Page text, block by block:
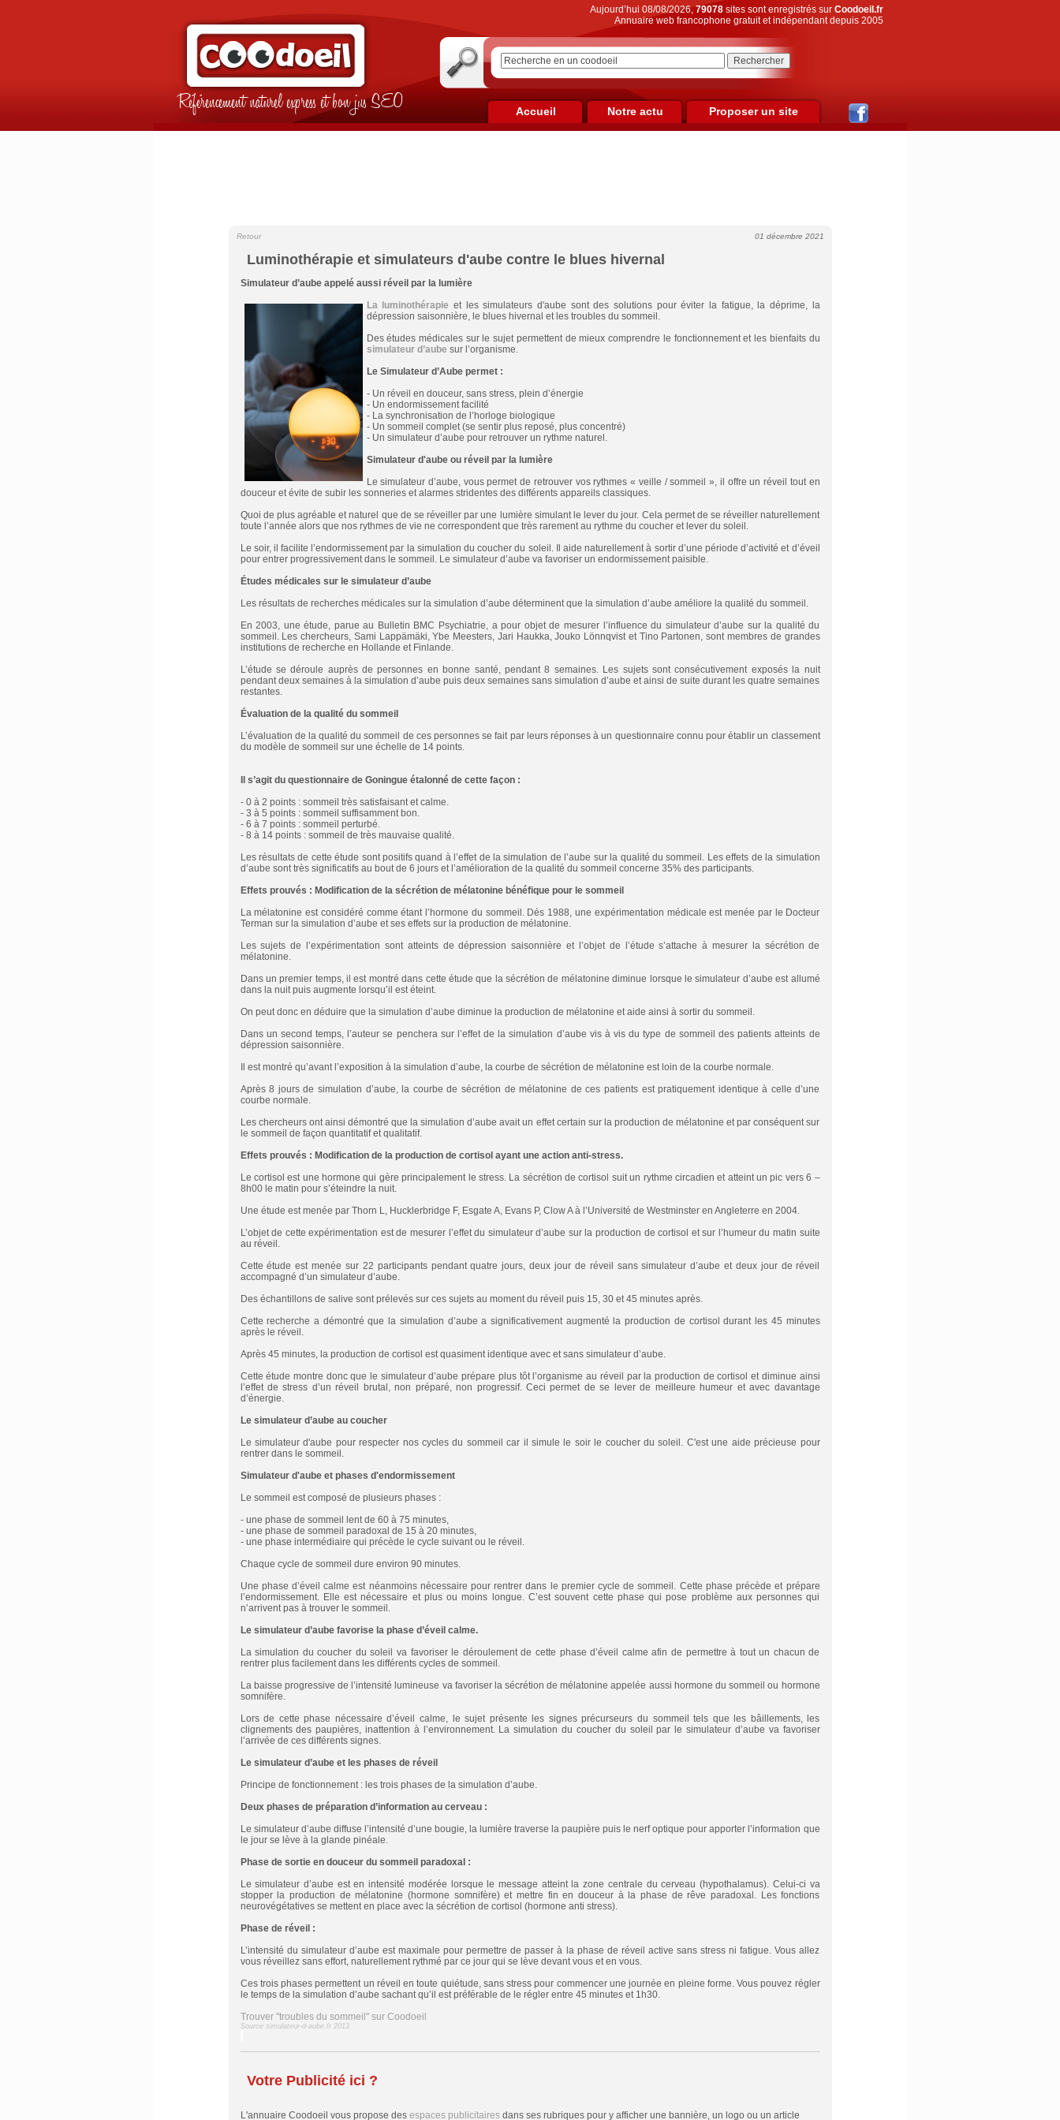
Référencement naturel express et bon jus SEO
Aujourd’hui 08/08/2026,79078sites sont enregistrés sur Coodoeil.fr
Annuaire web francophone gratuit et indépendant depuis 2005
Accueil Notre actu Proposer un site
Luminothérapie et simulateurs d'aube contre le blues hivernal
Retour 01 décembre 2021
Simulateur d’aube appelé aussi réveil par la lumière
La luminothérapie et les simulateurs d'aube sont des solutions pour éviter la fatigue, la déprime, la
dépression saisonnière, le blues hivernal et les troubles du sommeil.
Des études médicales sur le sujet permettent de mieux comprendre le fonctionnement et les bienfaits du
simulateur d’aube sur l’organisme.
Le Simulateur d’Aube permet :
- Un réveil en douceur, sans stress, plein d’énergie
- Un endormissement facilité
- La synchronisation de l’horloge biologique
- Un sommeil complet (se sentir plus reposé, plus concentré)
- Un simulateur d’aube pour retrouver un rythme naturel.
Simulateur d'aube ou réveil par la lumière
Le simulateur d’aube, vous permet de retrouver vos rythmes « veille / sommeil », il offre un réveil tout en
douceur et évite de subir les sonneries et alarmes stridentes des différents appareils classiques.
Quoi de plus agréable et naturel que de se réveiller par une lumière simulant le lever du jour. Cela permet de se réveiller naturellement
toute l’année alors que nos rythmes de vie ne correspondent que très rarement au rythme du coucher et lever du soleil.
Le soir, il facilite l’endormissement par la simulation du coucher du soleil. Il aide naturellement à sortir d’une période d’activité et d’éveil
pour entrer progressivement dans le sommeil. Le simulateur d’aube va favoriser un endormissement paisible.
Études médicales sur le simulateur d’aube
Les résultats de recherches médicales sur la simulation d’aube déterminent que la simulation d’aube améliore la qualité du sommeil.
En 2003, une étude, parue au Bulletin BMC Psychiatrie, a pour objet de mesurer l’influence du simulateur d’aube sur la qualité du
sommeil. Les chercheurs, Sami Lappämäki, Ybe Meesters, Jari Haukka, Jouko Lönnqvist et Tino Partonen, sont membres de grandes
institutions de recherche en Hollande et Finlande.
L’étude se déroule auprès de personnes en bonne santé, pendant 8 semaines. Les sujets sont consécutivement exposés la nuit
pendant deux semaines à la simulation d’aube puis deux semaines sans simulation d’aube et ainsi de suite durant les quatre semaines
restantes.
Évaluation de la qualité du sommeil
L’évaluation de la qualité du sommeil de ces personnes se fait par leurs réponses à un questionnaire connu pour établir un classement
du modèle de sommeil sur une échelle de 14 points.
Il s’agit du questionnaire de Goningue étalonné de cette façon :
- 0 à 2 points : sommeil très satisfaisant et calme.
- 3 à 5 points : sommeil suffisamment bon.
- 6 à 7 points : sommeil perturbé.
- 8 à 14 points : sommeil de très mauvaise qualité.
Les résultats de cette étude sont positifs quand à l’effet de la simulation de l’aube sur la qualité du sommeil. Les effets de la simulation
d’aube sont très significatifs au bout de 6 jours et l’amélioration de la qualité du sommeil concerne 35% des participants.
Effets prouvés : Modification de la sécrétion de mélatonine bénéfique pour le sommeil
La mélatonine est considéré comme étant l’hormone du sommeil. Dés 1988, une expérimentation médicale est menée par le Docteur
Terman sur la simulation d’aube et ses effets sur la production de mélatonine.
Les sujets de l’expérimentation sont atteints de dépression saisonnière et l’objet de l’étude s’attache à mesurer la sécrétion de
mélatonine.
Dans un premier temps, il est montré dans cette étude que la sécrétion de mélatonine diminue lorsque le simulateur d’aube est allumé
dans la nuit puis augmente lorsqu’il est éteint.
On peut donc en déduire que la simulation d’aube diminue la production de mélatonine et aide ainsi à sortir du sommeil.
Dans un second temps, l’auteur se penchera sur l’effet de la simulation d’aube vis à vis du type de sommeil des patients atteints de
dépression saisonnière.
Il est montré qu’avant l’exposition à la simulation d’aube, la courbe de sécrétion de mélatonine est loin de la courbe normale.
Après 8 jours de simulation d’aube, la courbe de sécrétion de mélatonine de ces patients est pratiquement identique à celle d’une
courbe normale.
Les chercheurs ont ainsi démontré que la simulation d’aube avait un effet certain sur la production de mélatonine et par conséquent sur
le sommeil de façon quantitatif et qualitatif.
Effets prouvés : Modification de la production de cortisol ayant une action anti-stress.
Le cortisol est une hormone qui gère principalement le stress. La sécrétion de cortisol suit un rythme circadien et atteint un pic vers 6 –
8h00 le matin pour s’éteindre la nuit.
Une étude est menée par Thorn L, Hucklerbridge F, Esgate A, Evans P, Clow A à l’Université de Westminster en Angleterre en 2004.
L’objet de cette expérimentation est de mesurer l’effet du simulateur d’aube sur la production de cortisol et sur l’humeur du matin suite
au réveil.
Cette étude est menée sur 22 participants pendant quatre jours, deux jour de réveil sans simulateur d’aube et deux jour de réveil
accompagné d’un simulateur d’aube.
Des échantillons de salive sont prélevés sur ces sujets au moment du réveil puis 15, 30 et 45 minutes après.
Cette recherche a démontré que la simulation d’aube a significativement augmenté la production de cortisol durant les 45 minutes
après le réveil.
Après 45 minutes, la production de cortisol est quasiment identique avec et sans simulateur d’aube.
Cette étude montre donc que le simulateur d’aube prépare plus tôt l’organisme au réveil par la production de cortisol et diminue ainsi
l’effet de stress d’un réveil brutal, non préparé, non progressif. Ceci permet de se lever de meilleure humeur et avec davantage
d’énergie.
Le simulateur d’aube au coucher
Le simulateur d'aube pour respecter nos cycles du sommeil car il simule le soir le coucher du soleil. C'est une aide précieuse pour
rentrer dans le sommeil.
Simulateur d'aube et phases d'endormissement
Le sommeil est composé de plusieurs phases :
- une phase de sommeil lent de 60 à 75 minutes,
- une phase de sommeil paradoxal de 15 à 20 minutes,
- une phase intermédiaire qui précède le cycle suivant ou le réveil.
Chaque cycle de sommeil dure environ 90 minutes.
Une phase d’éveil calme est néanmoins nécessaire pour rentrer dans le premier cycle de sommeil. Cette phase précède et prépare
l’endormissement. Elle est nécessaire et plus ou moins longue. C’est souvent cette phase qui pose problème aux personnes qui
n’arrivent pas à trouver le sommeil.
Le simulateur d’aube favorise la phase d’éveil calme.
La simulation du coucher du soleil va favoriser le déroulement de cette phase d’éveil calme afin de permettre à tout un chacun de
rentrer plus facilement dans les différents cycles de sommeil.
La baisse progressive de l’intensité lumineuse va favoriser la sécrétion de mélatonine appelée aussi hormone du sommeil ou hormone
somnifère.
Lors de cette phase nécessaire d’éveil calme, le sujet présente les signes précurseurs du sommeil tels que les bâillements, les
clignements des paupières, inattention à l’environnement. La simulation du coucher du soleil par le simulateur d’aube va favoriser
l’arrivée de ces différents signes.
Le simulateur d’aube et les phases de réveil
Principe de fonctionnement : les trois phases de la simulation d’aube.
Deux phases de préparation d’information au cerveau :
Le simulateur d’aube diffuse l’intensité d’une bougie, la lumière traverse la paupière puis le nerf optique pour apporter l’information que
le jour se lève à la glande pinéale.
Phase de sortie en douceur du sommeil paradoxal :
Le simulateur d’aube est en intensité modérée lorsque le message atteint la zone centrale du cerveau (hypothalamus). Celui-ci va
stopper la production de mélatonine (hormone somnifère) et mettre fin en douceur à la phase de rêve paradoxal. Les fonctions
neurovégétatives se mettent en place avec la sécrétion de cortisol (hormone anti stress).
Phase de réveil :
L’intensité du simulateur d’aube est maximale pour permettre de passer à la phase de réveil active sans stress ni fatigue. Vous allez
vous réveillez sans effort, naturellement rythmé par ce jour qui se lève devant vous et en vous.
Ces trois phases permettent un réveil en toute quiétude, sans stress pour commencer une journée en pleine forme. Vous pouvez régler
le temps de la simulation d’aube sachant qu’il est préférable de le régler entre 45 minutes et 1h30.
Trouver "troubles du sommeil" sur Coodoeil
Source simulateur-d-aube.fr 2013
Votre Publicité ici ?
L'annuaire Coodoeil vous propose des espaces publicitairesdans ses rubriques pour y afficher une bannière, un logo ou un article